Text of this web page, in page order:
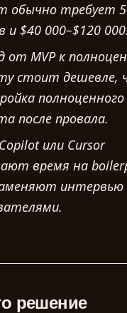
обычно требует
и $40 000–$120 000.
от MVP к
стоит дешевле,
полноценного
после провала.
или Cursor
время на
интервью
решение